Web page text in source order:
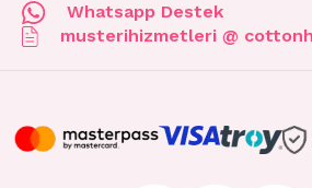
Whatsapp Destek
musterihizmetleri @